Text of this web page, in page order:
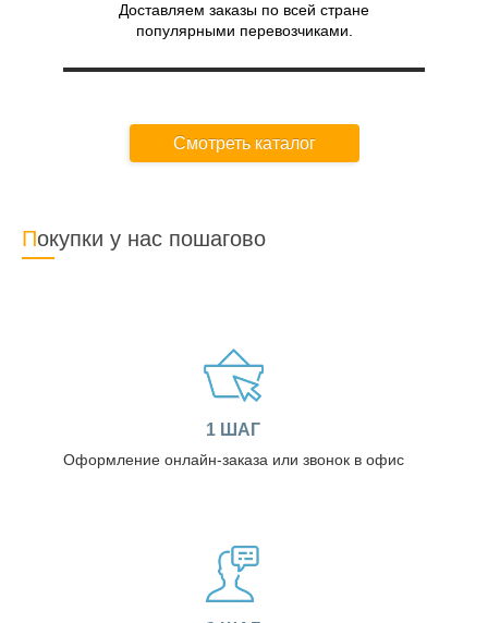
Доставляем заказы по всей стране
популярными перевозчиками.
Смотреть каталог
Покупки у нас пошагово
1 ШАГ
Оформление онлайн-заказа или звонок в офис